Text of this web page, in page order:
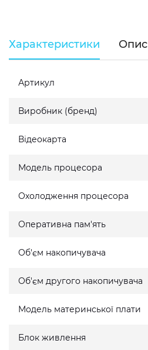
Характеристики Опис
Артикул
Виробник (бренд)
Відеокарта
Модель процесора
Охолодження процесора
Оперативна пам'ять
Об'єм накопичувача
Об'єм другого накопичувача
Модель материнської плати
Блок живлення